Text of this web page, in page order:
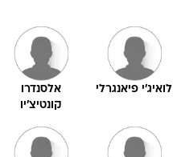
לואיג'י פיאנגרלי
אלסנדרו
קונטיצ'יו